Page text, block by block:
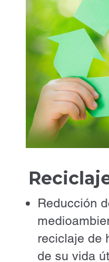
Reducción
reciclaje de
de su vida